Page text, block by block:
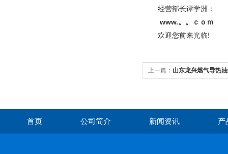
经营部长谭学洲：
www.。。ｃｏｍ
欢迎您前来光临!
上一篇： 山东龙兴燃气导热
首页 公司简介 新闻资讯 产